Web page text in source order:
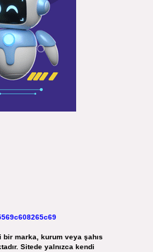
marka, kurum veya şahıs
Sitede yalnızca kendi